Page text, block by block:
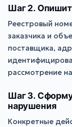
Шаг 2.
Реестровый
заказчика и
поставщика,
рассмотрение
Шаг 3.
нарушения
Конкретные